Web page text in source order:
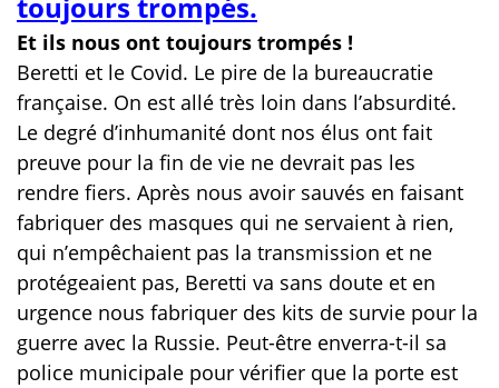
toujours trompés.
Et ils nous ont toujours trompés !
Beretti et le Covid. Le pire de la bureaucratie
française. On est allé très loin dans l’absurdité.
Le degré d’inhumanité dont nos élus ont fait
preuve pour la fin de vie ne devrait pas les
rendre fiers. Après nous avoir sauvés en faisant
fabriquer des masques qui ne servaient à rien,
qui n’empêchaient pas la transmission et ne
protégeaient pas, Beretti va sans doute et en
urgence nous fabriquer des kits de survie pour la
guerre avec la Russie. Peut-être enverra-t-il sa
police municipale pour vérifier que la porte est